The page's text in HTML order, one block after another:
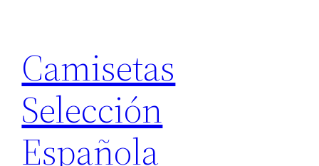
contenido
Camisetas
Selección
Española